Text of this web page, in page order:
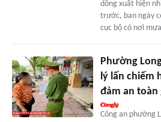
dông xuất hiện
trước, ban ngày
cục bộ có nơi
Phường
lý lấn chiếm
đảm an toàn
Công an phường